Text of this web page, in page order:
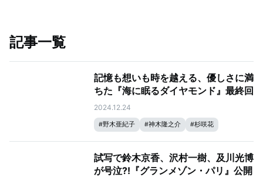
記事一覧
記憶も想いも時を越える、優しさに満
ちた『海に眠るダイヤモンド』最終回
2024.12.24
#野木亜紀子 #神木隆之介 #杉咲花
試写で鈴木京香、沢村一樹、及川光博
が号泣?!『グランメゾン・パリ』公開